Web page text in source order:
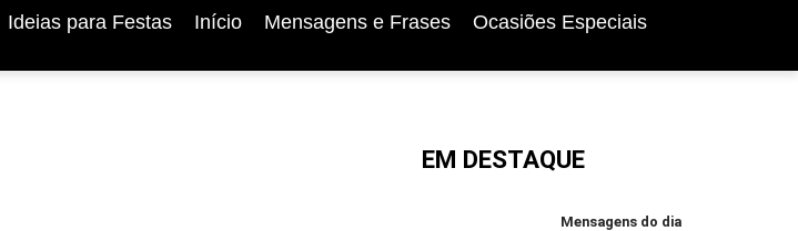
Ideias para Festas Início Mensagens e Frases Ocasiões Especiais
EM DESTAQUE
Mensagens do dia